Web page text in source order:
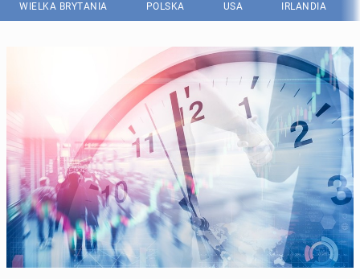
WIELKA BRYTANIA POLSKA USA IRLANDIA